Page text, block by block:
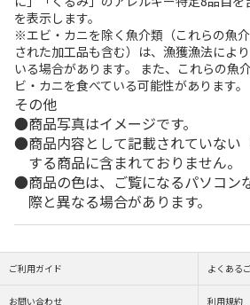
を表示します。
※エビ・カニを除く魚介類（これらの魚
された加工品も含む）は、漁獲漁法によ
いる場合があります。 また、これらの魚
ビ・カニを食べている可能性があります。
その他
商品写真はイメージです。
商品内容として記載されていない
する商品に含まれておりません。
商品の色は、ご覧になるパソコン
際と異なる場合があります。
ご利用ガイド よくある
お問い合わせ 利用規約